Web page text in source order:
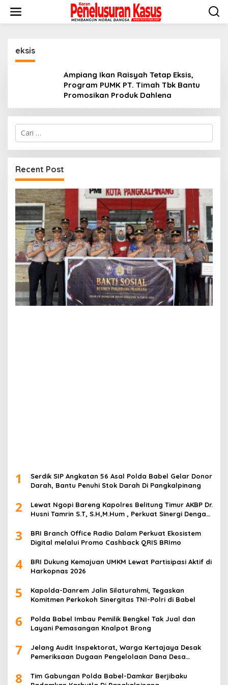
konten
eksis
Ampiang Ikan Raisyah Tetap Eksis,
Program PUMK PT. Timah Tbk Bantu
Promosikan Produk Dahlena
Cari
untuk:
Recent Post
1
Serdik SIP Angkatan 56 Asal Polda Babel Gelar Donor
Darah, Bantu Penuhi Stok Darah Di Pangkalpinang
2
Lewat Ngopi Bareng Kapolres Belitung Timur AKBP Dr.
Husni Tamrin S.T, S.H,M.Hum , Perkuat Sinergi Dengan
3
BRI Branch Office Radio Dalam Perkuat Ekosistem
Digital melalui Promo Cashback QRIS BRImo
4
BRI Dukung Kemajuan UMKM Lewat Partisipasi Aktif di
Harkopnas 2026
5
Kapolda-Danrem Jalin Silaturahmi, Tegaskan
Komitmen Perkokoh Sinergitas TNI-Polri di Babel
6
Polda Babel Imbau Pemilik Bengkel Tak Jual dan
Layani Pemasangan Knalpot Brong
7
Jelang Audit Inspektorat, Warga Kertajaya Desak
Pemeriksaan Dugaan Pengelolaan Dana Desa
8
Tim Gabungan Polda Babel-Damkar Berjibaku